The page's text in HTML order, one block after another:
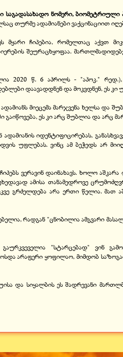
ნომერი, ბიომეტრიული
თურმე ადამიანები ვაქცინაციით
მყარი ჩიპებია, რომელთაც აქვთ
შეურაცხყოფაა.
2020 წ. 6 აპრილს - "აპოკ." რედ.),
დაავადდნენ და მოკვდნენ, ეს კი
მიეცემა მარჯვენა ხელსა და
გაიწოვება, ეს კი არც შუბლია და არც
იდენტიფიცირებას,
უფლებას. ვინც ამ ბეჭედს არ
ვერავინ დაინახავს. ხოლო
ამისა თანამედროვე
გრძელდება არა ერთი წელია.
რადგან "ცნობილია ამგვარი
"სტარცებად" ვინ
არაფერი ყოფილაო, მიმდობ
და სიყალბის ეს შადრევანი